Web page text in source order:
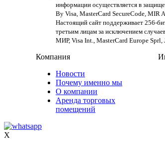
информации осуществляется в
By Visa, MasterCard SecureCode, MIR
Настоящий сайт поддерживает 256-
третьим лицам за исключением
МИР, Visa Int., MasterCard Europe Sprl,
Компания
Новости
Почему именно мы
О компании
Аренда торговых
помещений
X